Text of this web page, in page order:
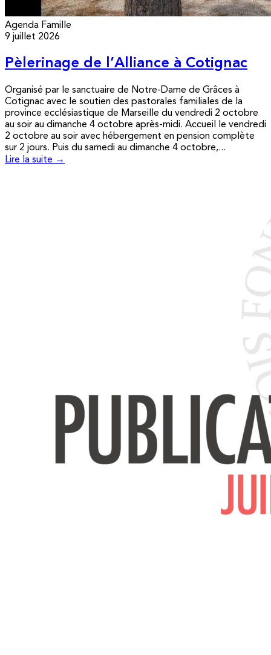
Agenda Famille
9 juillet 2026
Pèlerinage de l’Alliance à Cotignac
Organisé par le sanctuaire de Notre-Dame de Grâces à
Cotignac avec le soutien des pastorales familiales de la
province ecclésiastique de Marseille du vendredi 2 octobre
au soir au dimanche 4 octobre après-midi. Accueil le vendredi
2 octobre au soir avec hébergement en pension complète
sur 2 jours. Puis du samedi au dimanche 4 octobre,...
Lire la suite →